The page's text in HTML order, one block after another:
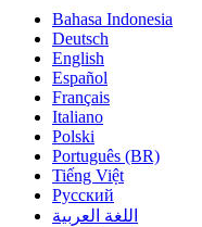
Bahasa Indonesia
Deutsch
English
Español
Français
Italiano
Polski
Português (BR)
Tiếng Việt
Русский
اللغة العربية